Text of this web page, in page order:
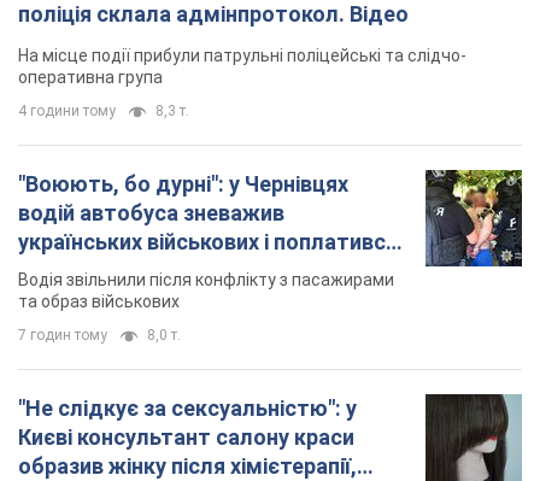
поліція склала адмінпротокол. Відео
На місце події прибули патрульні поліцейські та слідчо-
оперативна група
4 години тому 8,3 т.
"Воюють, бо дурні": у Чернівцях
водій автобуса зневажив
українських військових і поплатився.
Відео
Водія звільнили після конфлікту з пасажирами
та образ військових
7 годин тому 8,0 т.
"Не слідкує за сексуальністю": у
Києві консультант салону краси
образив жінку після хімієтерапії,